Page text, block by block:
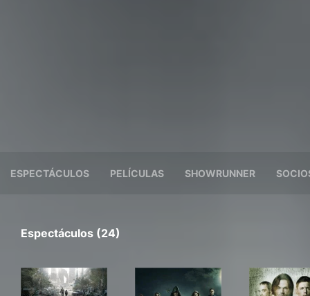
ESPECTÁCULOS PELÍCULAS SHOWRUNNER
Espectáculos (24)